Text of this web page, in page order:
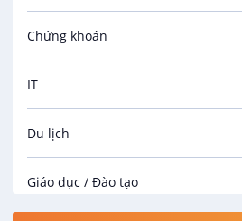
Chứng khoán
IT
Du lịch
Giáo dục / Đào tạo